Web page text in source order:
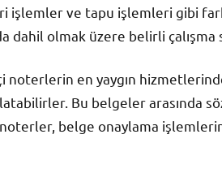
işlemler ve tapu işlemleri gibi
dahil olmak üzere belirli
noterlerin en yaygın
Bu belgeler arasında
belge onaylama